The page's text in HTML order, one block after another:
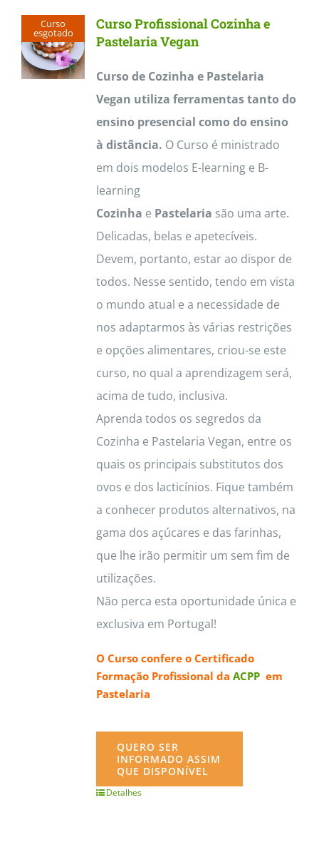
variants.
options
may
be
chosen
on
product
page
Curso
esgotado
Curso Profissional Cozinha e
Pastelaria Vegan
Curso de Cozinha e Pastelaria
Vegan utiliza ferramentas tanto do
ensino presencial como do ensino
à distância. O Curso é ministrado
em dois modelos E-learning e B-
learning
Cozinha e Pastelaria são uma arte.
Delicadas, belas e apetecíveis.
Devem, portanto, estar ao dispor de
todos. Nesse sentido, tendo em vista
o mundo atual e a necessidade de
nos adaptarmos às várias restrições
e opções alimentares, criou-se este
curso, no qual a aprendizagem será,
acima de tudo, inclusiva.
Aprenda todos os segredos da
Cozinha e Pastelaria Vegan, entre os
quais os principais substitutos dos
ovos e dos lacticínios. Fique também
a conhecer produtos alternativos, na
gama dos açúcares e das farinhas,
que lhe irão permitir um sem fim de
utilizações.
Não perca esta oportunidade única e
exclusiva em Portugal!
O Curso confere o Certificado
Formação Profissional da ACPPem
Pastelaria
QUERO SER
INFORMADO ASSIM
QUE DISPONÍVEL
Detalhes